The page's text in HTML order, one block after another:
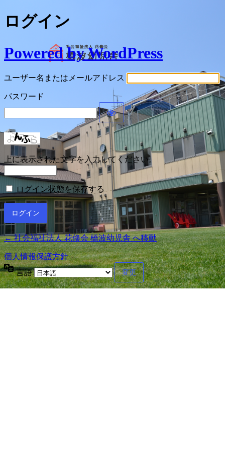
ログイン
Powered by WordPress
ユーザー名またはメールアドレス
パスワード
上に表示された文字を入力してください。
ログイン状態を保存する
← 社会福祉法人 花修会 橋波幼児舎 へ移動
個人情報保護方針
言語